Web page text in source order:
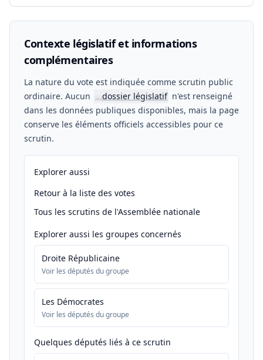
Contexte législatif et informations
complémentaires
La nature du vote est indiquée comme scrutin public
ordinaire. Aucun
📖dossier législatif n'est renseigné
dans les données publiques disponibles, mais la page
conserve les éléments officiels accessibles pour ce
scrutin.
Explorer aussi
Retour à la liste des votes
Tous les scrutins de l'Assemblée nationale
Explorer aussi les groupes concernés
Droite Républicaine
Voir les députés du groupe
Les Démocrates
Voir les députés du groupe
Quelques députés liés à ce scrutin